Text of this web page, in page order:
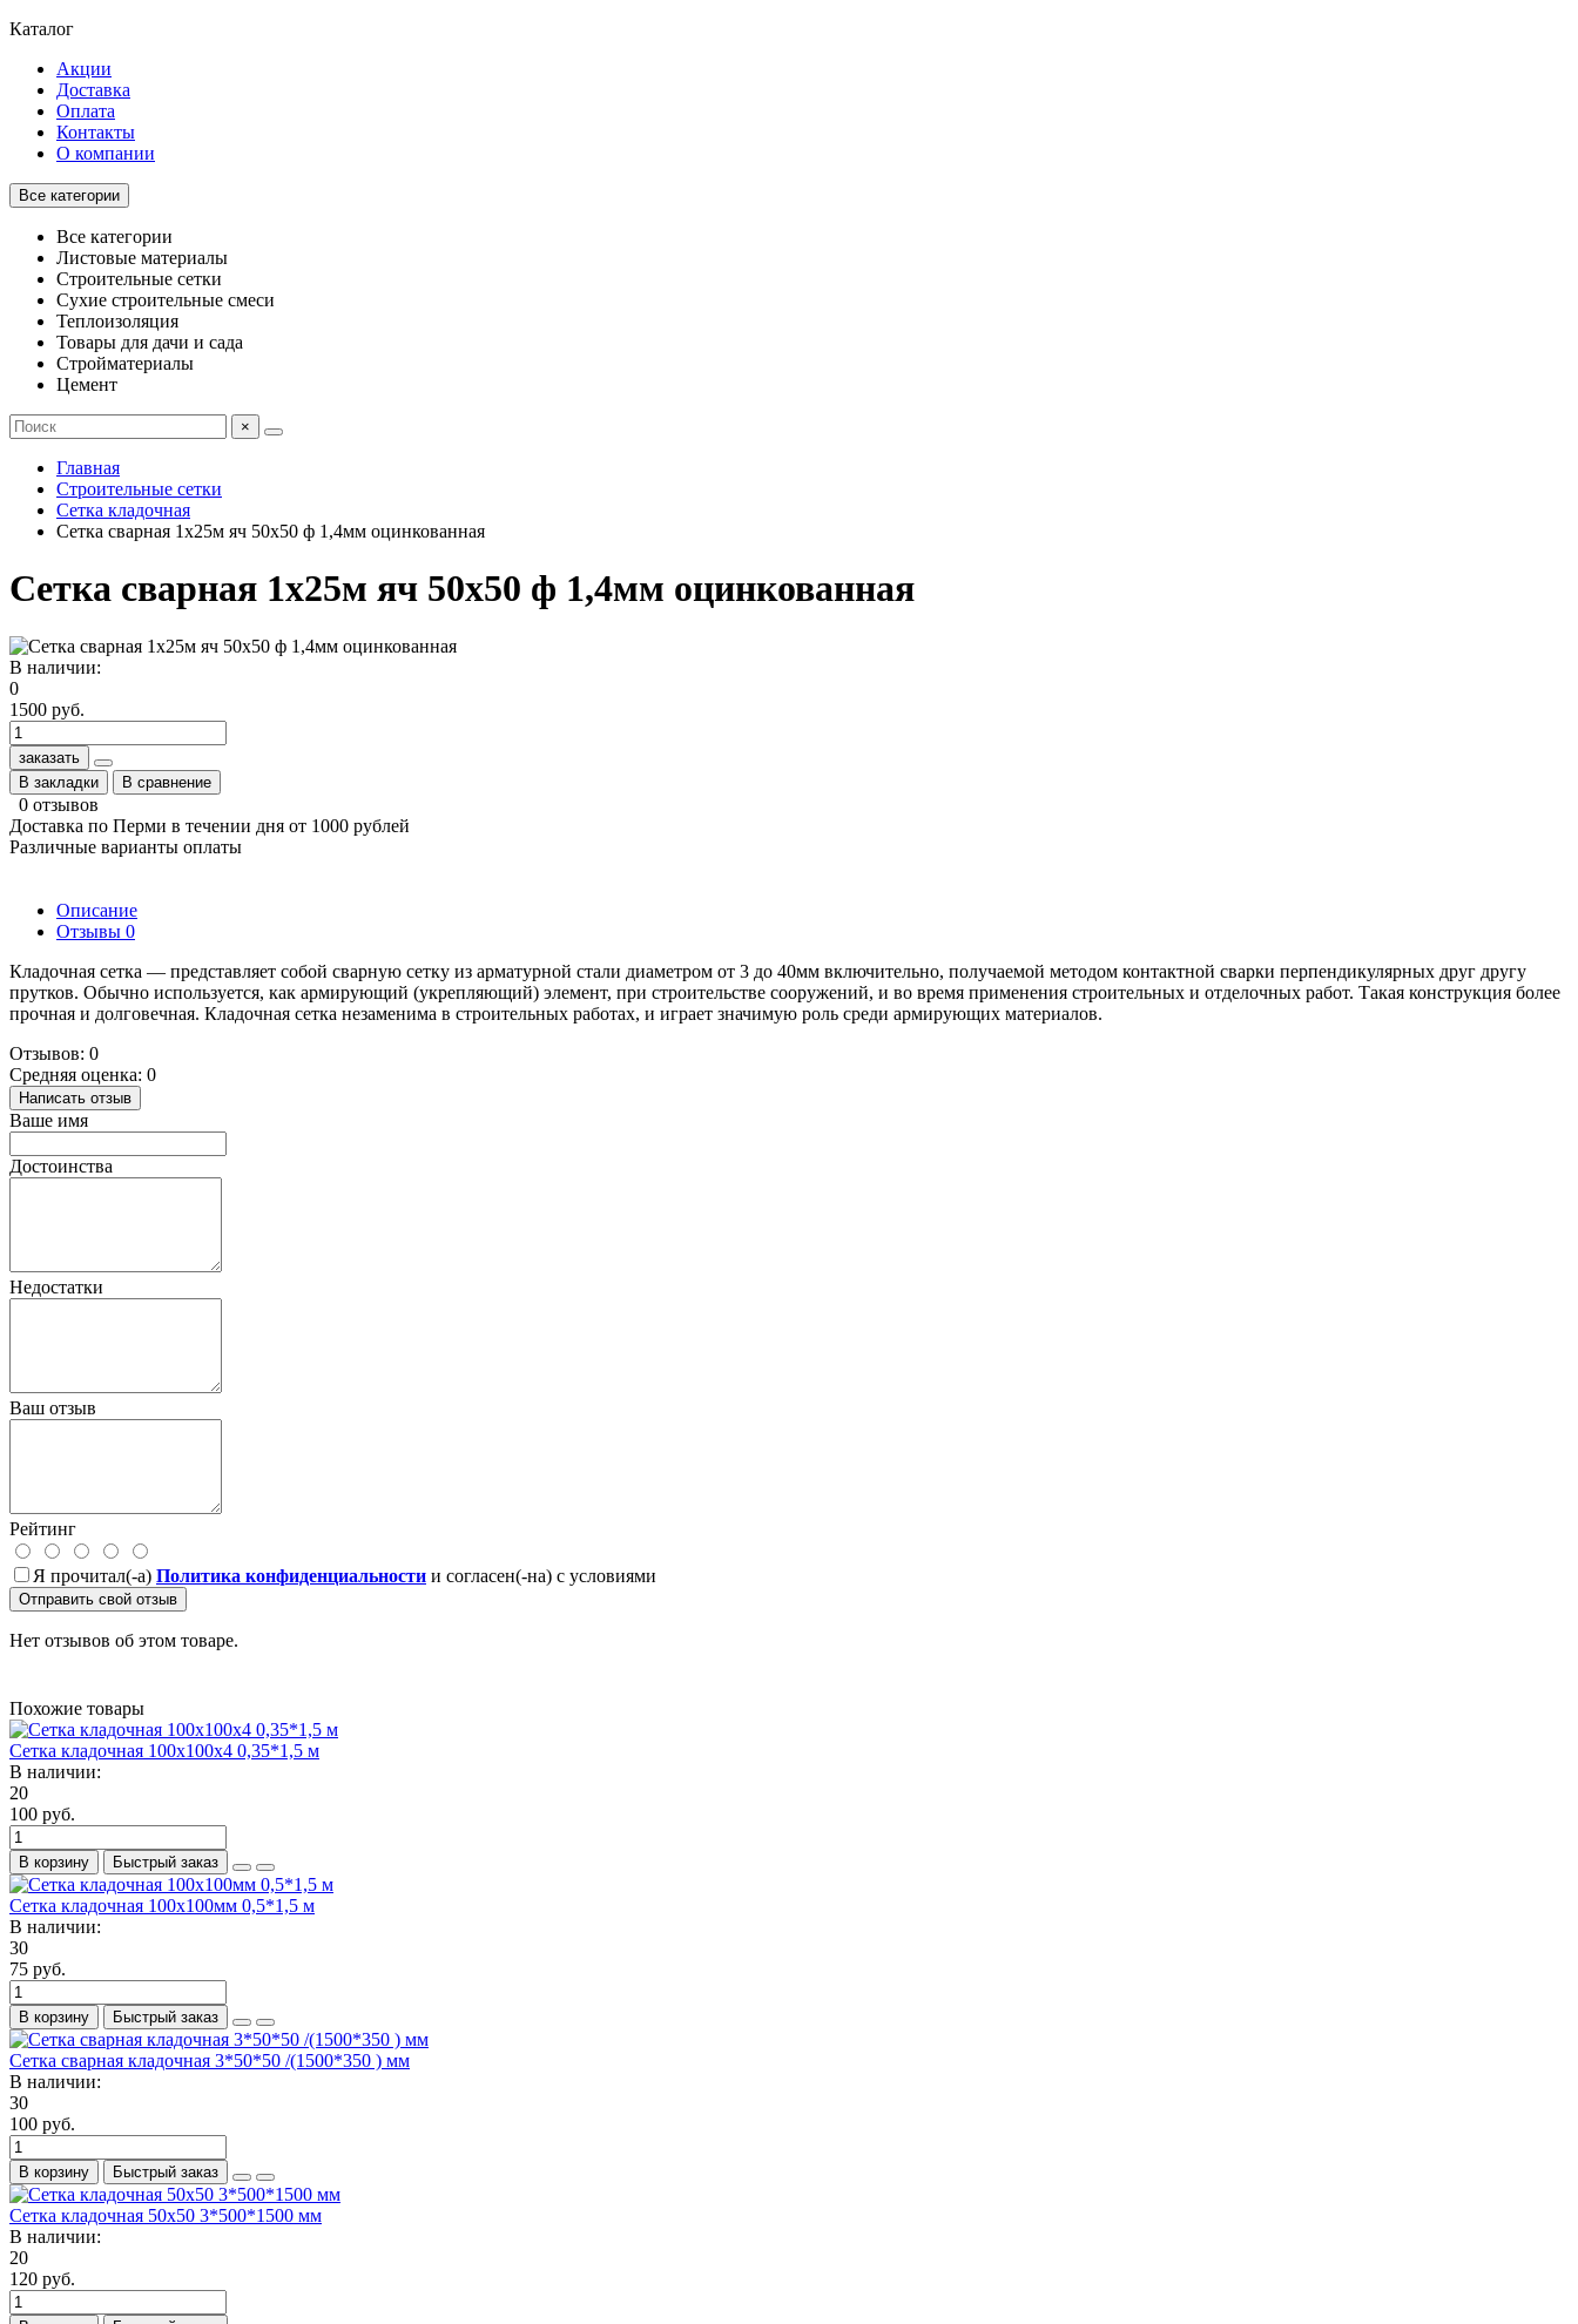
Каталог
Акции
Доставка
Оплата
Контакты
О компании
Все категории
Все категории
Листовые материалы
Строительные сетки
Сухие строительные смеси
Теплоизоляция
Товары для дачи и сада
Стройматериалы
Цемент
×
Главная
Строительные сетки
Сетка кладочная
Сетка сварная 1х25м яч 50х50 ф 1,4мм оцинкованная
Сетка сварная 1х25м яч 50х50 ф 1,4мм оцинкованная
В наличии:
0
1500 руб.
заказать
В закладки
В сравнение
0 отзывов
Доставка по Перми в течении дня от 1000 рублей
Различные варианты оплаты
Описание
Отзывы 0
Кладочная сетка — представляет собой сварную сетку из арматурной стали диаметром от 3 до 40мм включительно, получаемой методом контактной сварки перпендикулярных друг другу
прутков. Обычно используется, как армирующий (укрепляющий) элемент, при строительстве сооружений, и во время применения строительных и отделочных работ. Такая конструкция более
прочная и долговечная. Кладочная сетка незаменима в строительных работах, и играет значимую роль среди армирующих материалов.
Отзывов: 0
Средняя оценка: 0
Написать отзыв
Ваше имя
Достоинства
Недостатки
Ваш отзыв
Рейтинг
Я прочитал(-а) Политика конфиденциальности и согласен(-на) с условиями
Отправить свой отзыв
Нет отзывов об этом товаре.
Похожие товары
Сетка кладочная 100х100х4 0,35*1,5 м
В наличии:
20
100 руб.
В корзину Быстрый заказ
Сетка кладочная 100х100мм 0,5*1,5 м
В наличии:
30
75 руб.
В корзину Быстрый заказ
Сетка сварная кладочная 3*50*50 /(1500*350 ) мм
В наличии:
30
100 руб.
В корзину Быстрый заказ
Сетка кладочная 50х50 3*500*1500 мм
В наличии:
20
120 руб.